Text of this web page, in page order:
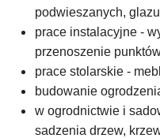
podwieszanych,
prace instalacyjne -
przenoszenie
prace stolarskie -
budowanie
w ogrodnictwie i
sadzenia drzew,